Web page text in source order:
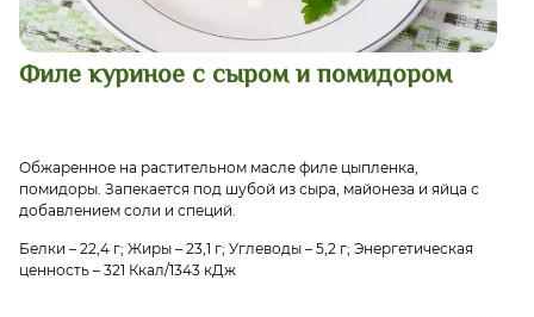
Филе куриное с сыром и помидором
Обжаренное на растительном масле филе цыпленка,
помидоры. Запекается под шубой из сыра, майонеза и яйца с
добавлением соли и специй.
Белки – 22,4 г; Жиры – 23,1 г; Углеводы – 5,2 г; Энергетическая
ценность – 321 Ккал/1343 кДж